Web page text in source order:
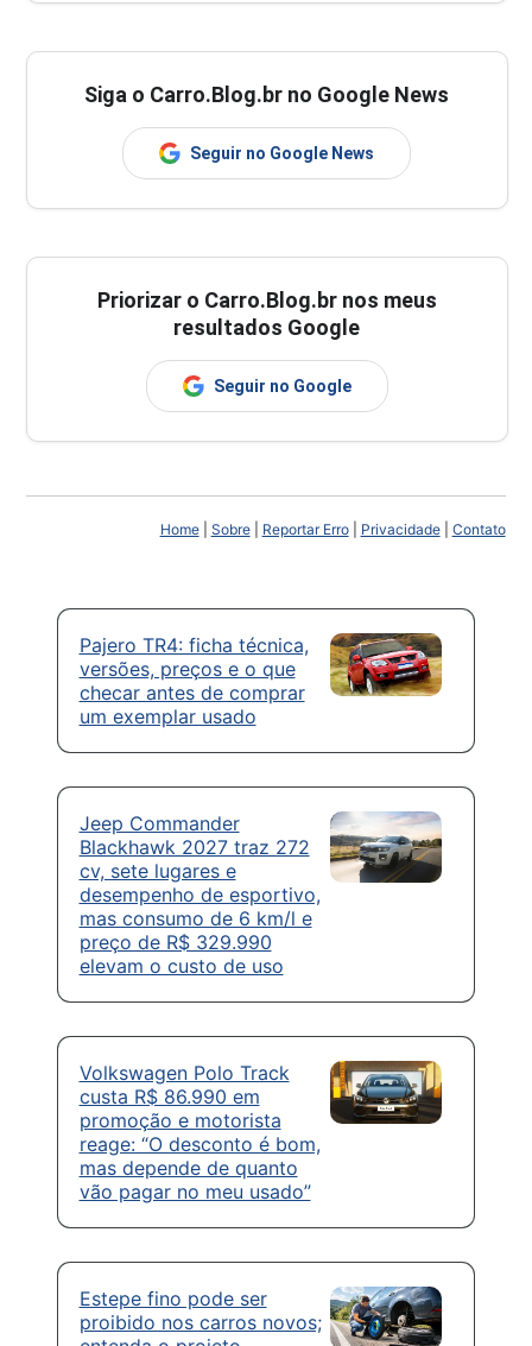
Siga o Carro.Blog.br no Google News
Seguir no Google News
Priorizar o Carro.Blog.br nos meus
resultados Google
Seguir no Google
Home| Sobre| Reportar Erro| Privacidade| Contato
Pajero TR4: ficha técnica,
versões, preços e o que
checar antes de comprar
um exemplar usado
Jeep Commander
Blackhawk 2027 traz 272
cv, sete lugares e
desempenho de esportivo,
mas consumo de 6 km/l e
preço de R$ 329.990
elevam o custo de uso
Volkswagen Polo Track
custa R$ 86.990 em
promoção e motorista
reage: “O desconto é bom,
mas depende de quanto
vão pagar no meu usado”
Estepe fino pode ser
proibido nos carros novos;